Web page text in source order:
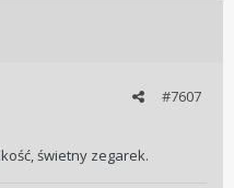
#7607
świetny zegarek.